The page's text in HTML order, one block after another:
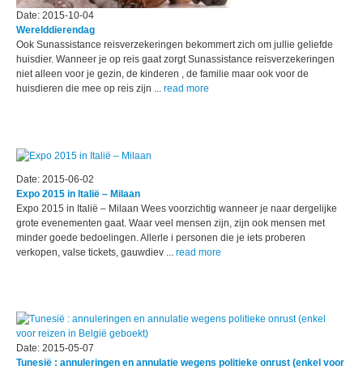
Date: 2015-10-04
Werelddierendag
Ook Sunassistance reisverzekeringen bekommert zich om jullie geliefde
huisdier. Wanneer je op reis gaat zorgt Sunassistance reisverzekeringen
niet alleen voor je gezin, de kinderen , de familie maar ook voor de
huisdieren die mee op reis zijn ... read more
Date: 2015-06-02
Expo 2015 in Italië – Milaan
Expo 2015 in Italië – Milaan Wees voorzichtig wanneer je naar dergelijke
grote evenementen gaat. Waar veel mensen zijn, zijn ook mensen met
minder goede bedoelingen. Allerle i personen die je iets proberen
verkopen, valse tickets, gauwdiev ... read more
Date: 2015-05-07
Tunesië : annuleringen en annulatie wegens politieke onrust (enkel voor